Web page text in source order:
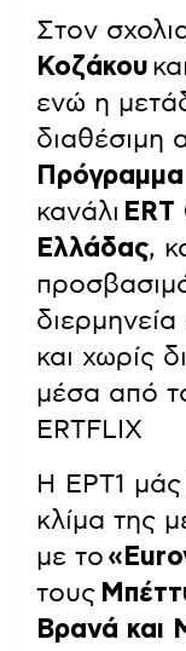
Στον
Κοζάκου και
ενώ η
διαθέσιμη
κανάλι ERT
Ελλάδας,
και χωρίς
μέσα από
ERTFLIX
Η ΕΡΤ1 μάς
κλίμα της
με το
τους
Βρανά και